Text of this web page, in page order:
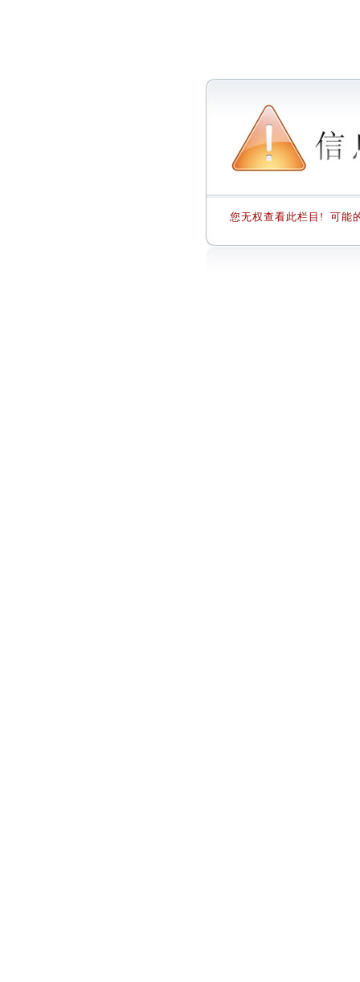
您无权查看此栏目! 可能